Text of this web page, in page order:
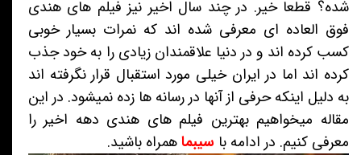
شده؟ قطعا خیر. در چند سال اخیر نیز فیلم های هندی
فوق العاده ای معرفی شده اند که نمرات بسیار خوبی
کسب کرده اند و در دنیا علاقمندان زیادی را به خود جذب
کرده اند اما در ایران خیلی مورد استقبال قرار نگرفته اند
به دلیل اینکه حرفی از آنها در رسانه ها زده نمیشود. در این
مقاله میخواهیم بهترین فیلم های هندی دهه اخیر را
معرفی کنیم. در ادامه با سیبماهمراه باشید.